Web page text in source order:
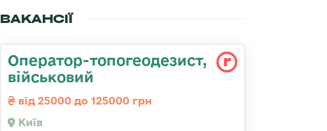
ВАКАНСІЇ
Опеpатоp-топогеодезист,
військовий
від 25000 до 125000 грн
Київ